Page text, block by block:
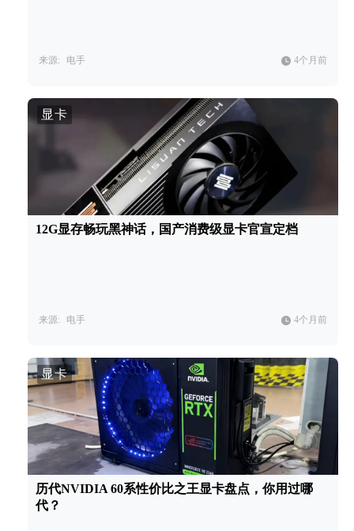
来源: 电手 4个月前
显卡
12G显存畅玩黑神话，国产消费级显卡官宣定档
来源: 电手 4个月前
显卡
历代NVIDIA 60系性价比之王显卡盘点，你用过哪
代？